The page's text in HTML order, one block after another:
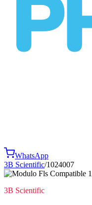
WhatsApp
3B Scientific/1024007
3B Scientific